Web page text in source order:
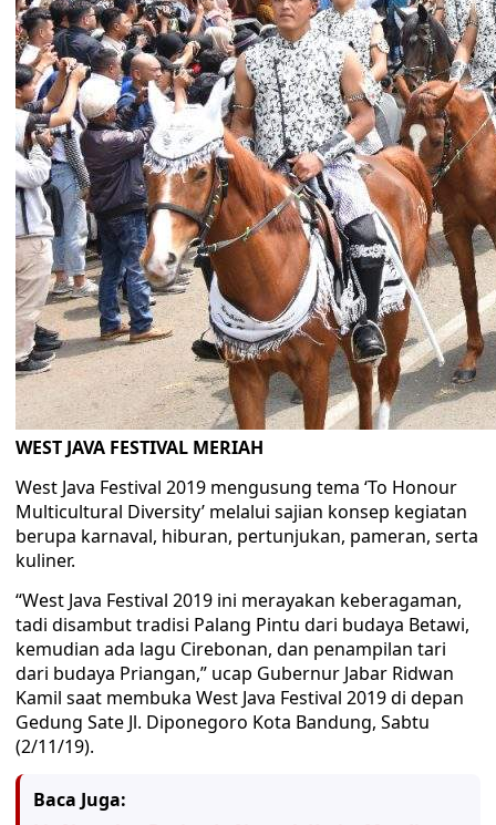
WEST JAVA FESTIVAL MERIAH
West Java Festival 2019 mengusung tema ‘To Honour
Multicultural Diversity’ melalui sajian konsep kegiatan
berupa karnaval, hiburan, pertunjukan, pameran, serta
kuliner.
“West Java Festival 2019 ini merayakan keberagaman,
tadi disambut tradisi Palang Pintu dari budaya Betawi,
kemudian ada lagu Cirebonan, dan penampilan tari
dari budaya Priangan,” ucap Gubernur Jabar Ridwan
Kamil saat membuka West Java Festival 2019 di depan
Gedung Sate Jl. Diponegoro Kota Bandung, Sabtu
(2/11/19).
Baca Juga: